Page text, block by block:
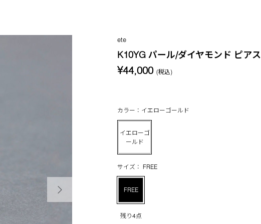
ete
K10YG パール/ダイヤモンド ピアス
¥44,000 (税込)
カラー：イエローゴールド
イエローゴ
ールド
サイズ： FREE
FREE
残り4点